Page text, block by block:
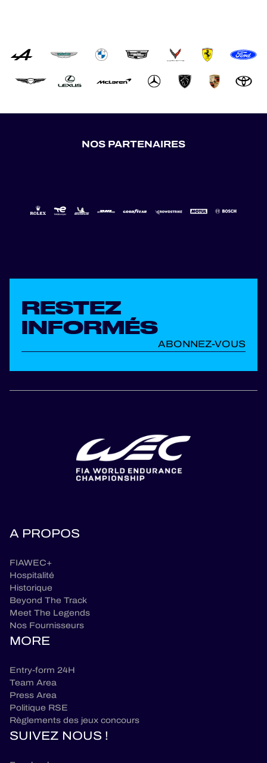
NOS PARTENAIRES
RESTEZ
INFORMÉS
ABONNEZ-VOUS
A PROPOS
FIAWEC+
Hospitalité
Historique
Beyond The Track
Meet The Legends
Nos Fournisseurs
MORE
Entry-form 24H
Team Area
Press Area
Politique RSE
Règlements des jeux concours
SUIVEZ NOUS !